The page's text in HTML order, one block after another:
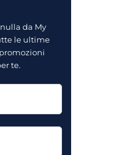
da My
le ultime
te.